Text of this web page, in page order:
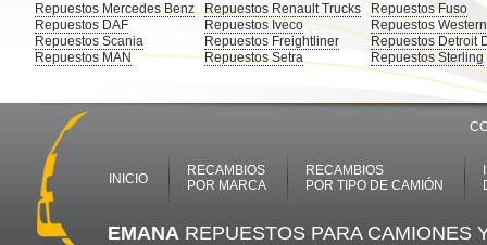
Repuestos Mercedes Benz
Repuestos DAF
Repuestos Scania
Repuestos MAN
Repuestos Renault Trucks
Repuestos Iveco
Repuestos Freightliner
Repuestos Setra
Repuestos Fuso
Repuestos
Repuestos Detroit
Repuestos Sterling
INICIO
RECAMBIOS
POR MARCA
RECAMBIOS
POR TIPO DE CAMIÓN
EMANA REPUESTOS PARA CAMIONES